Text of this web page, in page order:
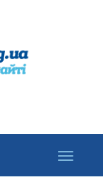
Toggle
navigation